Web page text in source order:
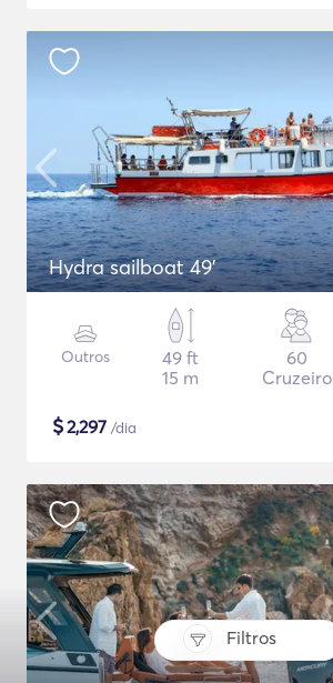
Filtros
Hydra sailboat 49'
Outros
49 ft
15 m
60
Cruzeiro
$2,297 /dia